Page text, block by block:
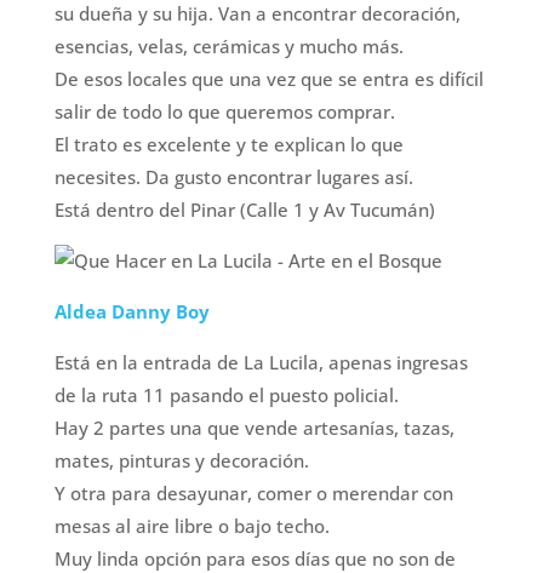
su dueña y su hija. Van a encontrar decoración,
esencias, velas, cerámicas y mucho más.
De esos locales que una vez que se entra es difícil
salir de todo lo que queremos comprar.
El trato es excelente y te explican lo que
necesites. Da gusto encontrar lugares así.
Está dentro del Pinar (Calle 1 y Av Tucumán)
Aldea Danny Boy
Está en la entrada de La Lucila, apenas ingresas
de la ruta 11 pasando el puesto policial.
Hay 2 partes una que vende artesanías, tazas,
mates, pinturas y decoración.
Y otra para desayunar, comer o merendar con
mesas al aire libre o bajo techo.
Muy linda opción para esos días que no son de